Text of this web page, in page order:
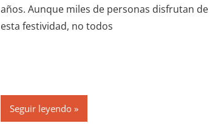
años. Aunque miles de personas disfrutan de
esta festividad, no todos
Seguir leyendo